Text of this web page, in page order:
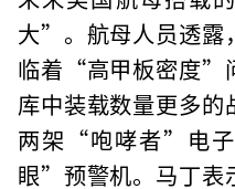
大”。航母人员透露
临着“高甲板密度”
库中装载数量更多的
两架“咆哮者”电
眼”预警机。马丁